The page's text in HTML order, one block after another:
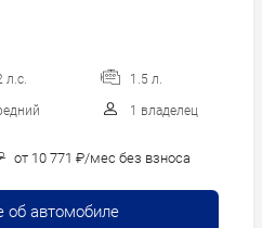
л.с. 1.5 л.
1 владелец
от 10 771 ₽/мес без взноса
об автомобиле